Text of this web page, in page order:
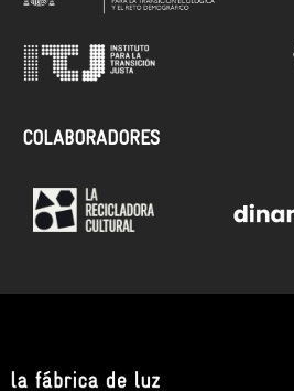
COLABORADORES